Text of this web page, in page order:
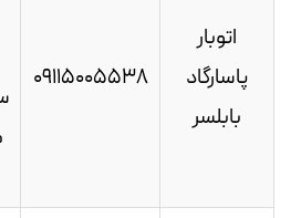
اتوبار
پاسارگاد
بابلسر
09115005538